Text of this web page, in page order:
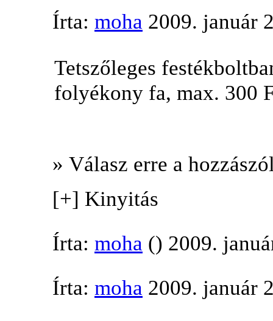
Írta: moha 2009. január
Tetszőleges
folyékony fa, max. 300
» Válasz erre a
[+] Kinyitás
Írta: moha () 2009.
Írta: moha 2009. január